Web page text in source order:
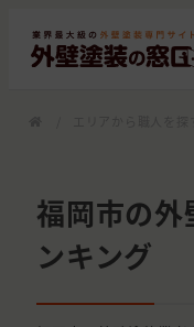
福岡市の外
ンキング